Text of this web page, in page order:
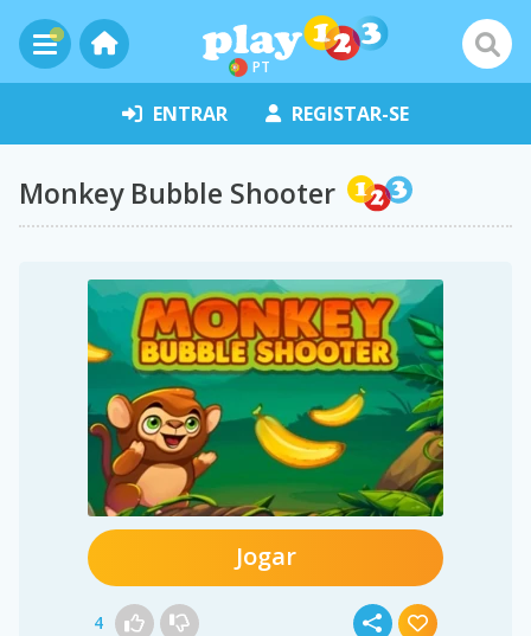
PT
ENTRAR REGISTAR-SE
Monkey Bubble Shooter
Jogar
4